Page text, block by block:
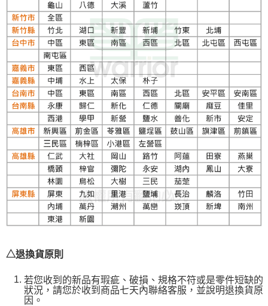
△退換貨原則
若您收到的新品有瑕疵、破損、規格不符或是零件短缺的
狀況，請您於收到商品七天內聯絡客服，並說明退換貨原
因。